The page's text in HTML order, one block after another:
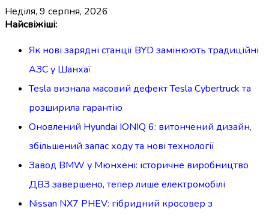
Перейти
вмісту
неділя, 9 серпня, 2026
Найсвіжіші:
Як нові зарядні станції BYD замінюють традиційні
АЗС у Шанхаї
Tesla визнала масовий дефект Tesla Cybertruck та
розширила гарантію
Оновлений Hyundai IONIQ 6: витончений дизайн,
збільшений запас ходу та нові технології
Завод BMW у Мюнхені: історичне виробництво
ДВЗ завершено, тепер лише електромобілі
Nissan NX7 PHEV: гібридний кросовер з